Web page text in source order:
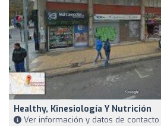
Healthy, Kinesiología Y Nutrición
Ver información y datos de contacto